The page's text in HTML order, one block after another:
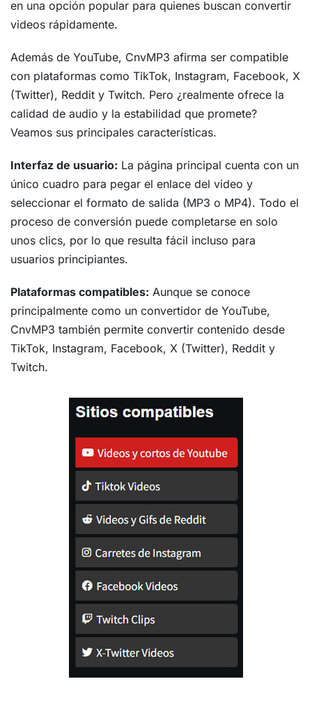
en una opción popular para quienes buscan convertir
videos rápidamente.
Además de YouTube, CnvMP3 afirma ser compatible
con plataformas como TikTok, Instagram, Facebook, X
(Twitter), Reddit y Twitch. Pero ¿realmente ofrece la
calidad de audio y la estabilidad que promete?
Veamos sus principales características.
Interfaz de usuario: La página principal cuenta con un
único cuadro para pegar el enlace del video y
seleccionar el formato de salida (MP3 o MP4). Todo el
proceso de conversión puede completarse en solo
unos clics, por lo que resulta fácil incluso para
usuarios principiantes.
Plataformas compatibles: Aunque se conoce
principalmente como un convertidor de YouTube,
CnvMP3 también permite convertir contenido desde
TikTok, Instagram, Facebook, X (Twitter), Reddit y
Twitch.